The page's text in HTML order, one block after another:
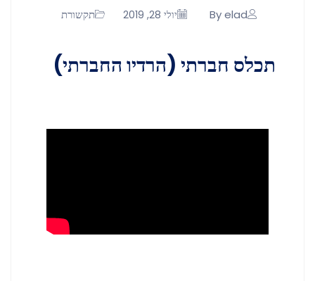
By elad יולי 28, 2019 תקשורת
תכלס חברתי (הרדיו החברתי)